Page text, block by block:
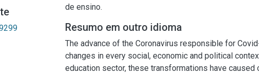
de ensino.
Resumo em outro idioma
The advance of the Coronavirus responsible for
changes in every social, economic and political
education sector, these transformations have caused